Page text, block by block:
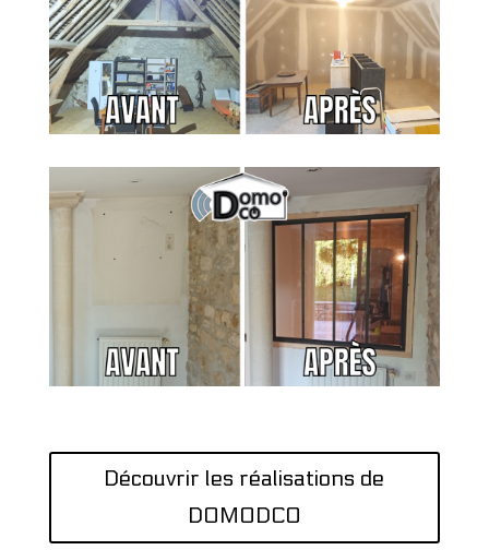
Découvrir les réalisations de
DOMODCO